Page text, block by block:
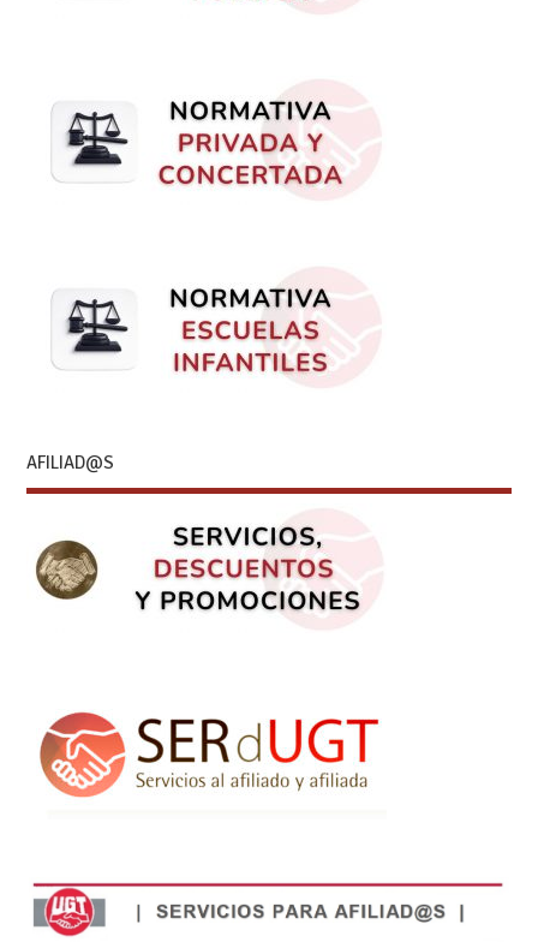
AFILIAD@S